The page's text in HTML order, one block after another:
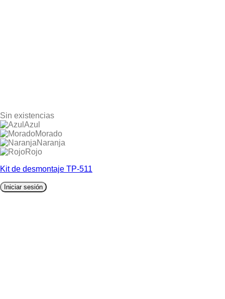
Sin existencias
Azul
Morado
Naranja
Rojo
Kit de desmontaje TP-511
Iniciar sesión